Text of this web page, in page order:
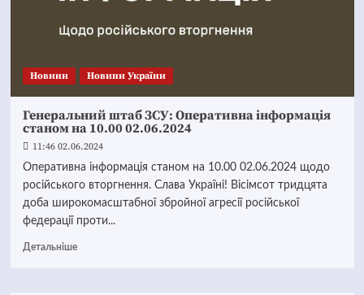
Новини Новини України
Генеральний штаб ЗСУ: Оперативна інформація
станом на 10.00 02.06.2024
11:46 02.06.2024
Оперативна інформація станом на 10.00 02.06.2024 щодо
російського вторгнення. Слава Україні! Вісімсот тридцята
доба широкомасштабної збройної агресії російської
федерації проти...
Детальніше